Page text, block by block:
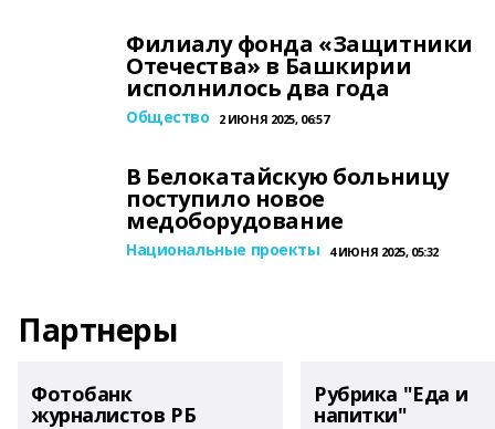
Филиалу фонда «Защитники
Отечества» в Башкирии
исполнилось два года
Общество 2 ИЮНЯ 2025, 06:57
В Белокатайскую больницу
поступило новое
медоборудование
Национальные проекты 4 ИЮНЯ 2025, 05:32
Партнеры
Фотобанк
журналистов РБ
Рубрика "Еда и
напитки"